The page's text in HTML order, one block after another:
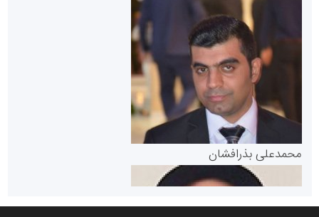
پایگاه خبری گفتمان یزد
سازمان بورس و اوراق بهادار
مرجع اخبار موثق در بازارسرمایه
محمدعلی بذرافشان